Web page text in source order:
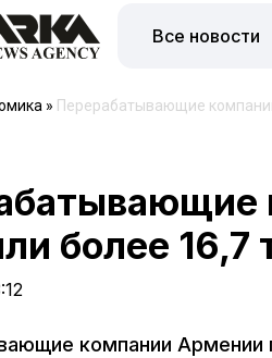
Все новости
» Перерабатывающие
более
компании Армении